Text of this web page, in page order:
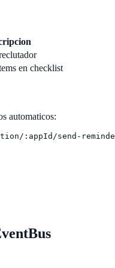
en checklist
automaticos: